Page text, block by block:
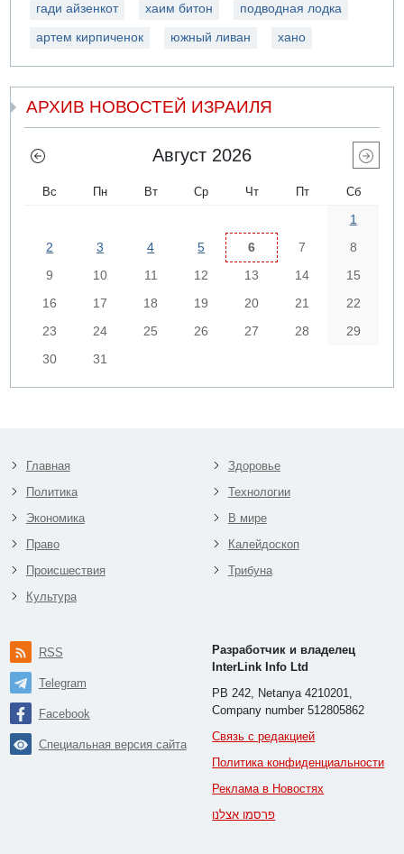
гади айзенкот хаим битон подводная лодка
артем кирпиченок южный ливан хано
АРХИВ НОВОСТЕЙ ИЗРАИЛЯ
Август 2026
Вс Пн Вт Ср Чт Пт Сб
1
2
3 4 5 6 7
8
9
10 11 12 13 14
15
16
17 18 19 20 21
22
23
24 25 26 27 28
29
30
31
Главная
Политика
Экономика
Право
Происшествия
Культура
Здоровье
Технологии
В мире
Калейдоскоп
Трибуна
RSS
Telegram
Facebook
Специальная версия сайта
Разработчик и владелец
InterLink Info Ltd
PB 242, Netanya 4210201,
Company number 512805862
Связь с редакцией
Политика конфиденциальности
Реклама в Новостях
פרסמו אצלנו